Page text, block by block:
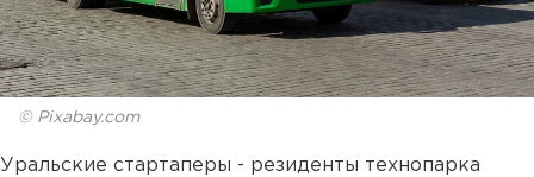
© Pixabay.com
Уральские стартаперы - резиденты технопарка